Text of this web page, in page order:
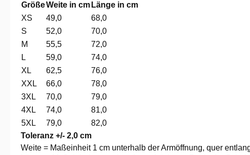
GrößeWeite in cm Länge in cm
XS
49,0
68,0
S
52,0
70,0
M
55,5
72,0
L
59,0
74,0
XL
62,5
76,0
XXL
66,0
78,0
3XL
70,0
79,0
4XL
74,0
81,0
5XL
79,0
82,0
Toleranz +/- 2,0 cm
Weite = Maßeinheit 1 cm unterhalb der Armöffnung, quer